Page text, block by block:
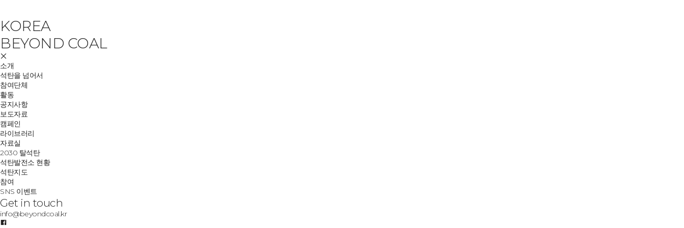
KOREA
BEYOND COAL
소개
석탄을 넘어서
참여단체
활동
공지사항
보도자료
캠페인
라이브러리
자료실
2030 탈석탄
석탄발전소 현황
석탄지도
참여
SNS 이벤트
Get in touch
info@beyondcoal.kr